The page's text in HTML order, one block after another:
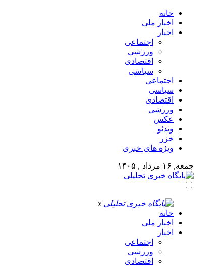
خانه
اخبار ملی
اخبار
اجتماعی
ورزشی
اقتصادی
سیاسی
اجتماعی
سیاسی
اقتصادی
ورزشی
عکس
ویدئو
خزر
ویژه های خبری
جمعه, ۱۶ مرداد , ۱۴۰۵
x
خانه
اخبار ملی
اخبار
اجتماعی
ورزشی
اقتصادی